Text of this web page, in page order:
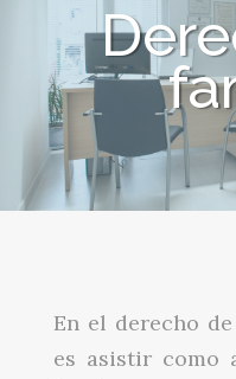
En el derecho
es asistir como